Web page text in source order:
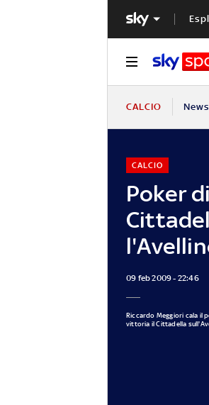
CALCIO News
Poker
CALCIO
09 feb 2009 - 22:46
Riccardo Meggiori cala il
vittoria il Cittadella